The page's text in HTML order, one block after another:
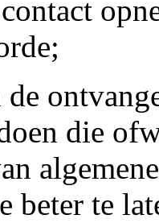
die
beter te